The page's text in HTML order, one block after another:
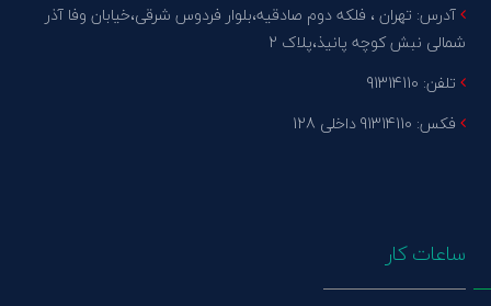
آدرس: تهران ، فلکه دوم صادقیه،بلوار فردوس شرقی،خیابان وفا آذر
شمالی نبش کوچه پانیذ،پلاک 2
تلفن: 91314110
فکس: 91314110 داخلی 128
ساعات کار